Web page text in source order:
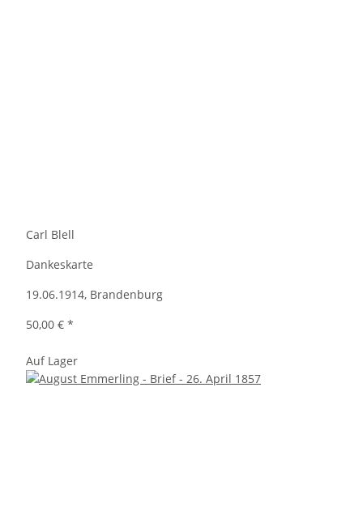
Carl Blell
Dankeskarte
19.06.1914, Brandenburg
50,00 € *
Auf Lager